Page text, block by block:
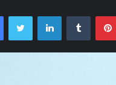
FacebookTwitter LinkedInTumblr